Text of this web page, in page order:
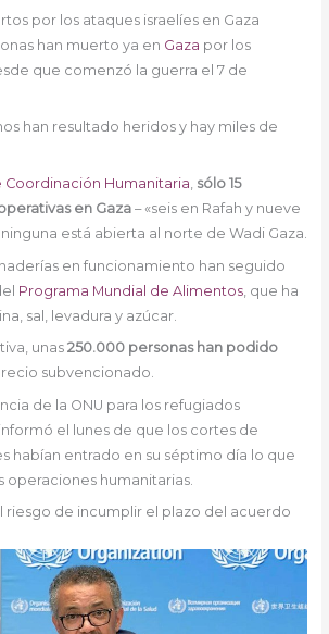
por los ataques israelíes en Gaza
han muerto ya en Gaza por los
que comenzó la guerra el 7 de
han resultado heridos y hay miles de
Coordinación Humanitaria, sólo 15
en Gaza– «seis en Rafah y nueve
está abierta al norte de Wadi Gaza.
en funcionamiento han seguido
Programa Mundial de Alimentos, que ha
sal, levadura y azúcar.
unas 250.000 personas han podido
subvencionado.
de la ONU para los refugiados
el lunes de que los cortes de
habían entrado en su séptimo día lo que
operaciones humanitarias.
riesgo de incumplir el plazo del acuerdo